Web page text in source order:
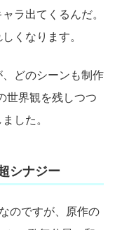
ラ出てくるんだ。
くなります。
どのシーンも制作
世界観を残しつつ
した。
シナジー
のですが、原作の